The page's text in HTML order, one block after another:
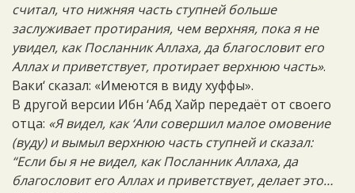
считал, что нижняя часть ступней больше
заслуживает протирания, чем верхняя, пока я не
увидел, как Посланник Аллаха, да благословит его
Аллах и приветствует, протирает верхнюю часть».
Ваки‘ сказал: «Имеются в виду хуффы».
В другой версии Ибн ‘Абд Хайр передаёт от своего
отца: «Я видел, как ‘Али совершил малое омовение
(вуду) и вымыл верхнюю часть ступней и сказал:
“Если бы я не видел, как Посланник Аллаха, да
благословит его Аллах и приветствует, делает это…